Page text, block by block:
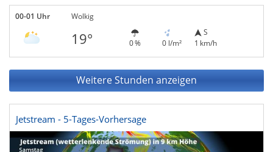
00-01 Uhr Wolkig
19° 0 % 0 l/m²
S
1 km/h
Weitere Stunden anzeigen
Jetstream - 5-Tages-Vorhersage